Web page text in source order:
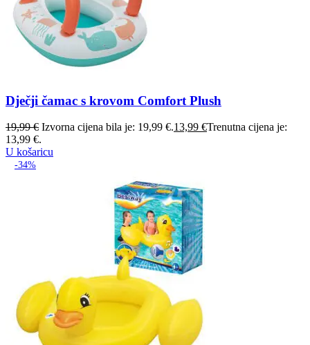
Dječji čamac s krovom Comfort Plush
19,99€ Izvorna cijena bila je: 19,99 €.13,99 €Trenutna cijena je:
13,99 €.
U košaricu
-34%